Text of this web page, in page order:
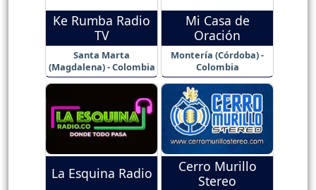
Ke Rumba Radio
TV
Santa Marta
(Magdalena) - Colombia
Mi Casa de
Oración
Montería (Córdoba) -
Colombia
La Esquina Radio
Cerro Murillo
Stereo